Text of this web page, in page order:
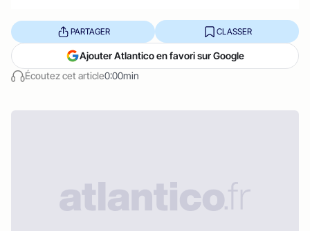
Écoutez cet article0:00min
PARTAGER CLASSER
Ajouter Atlantico en favori sur Google